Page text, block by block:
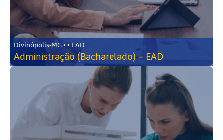
Divinópolis-MG • • EAD
Administração (Bacharelado) – EAD